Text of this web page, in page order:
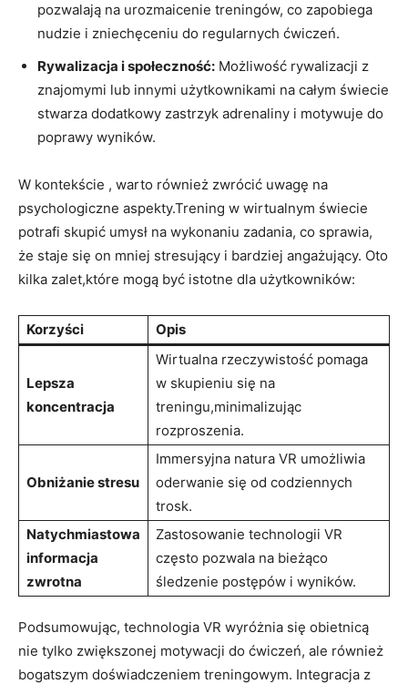
pozwalają na urozmaicenie treningów, co zapobiega
nudzie i zniechęceniu do regularnych ćwiczeń.
Rywalizacja i społeczność: Możliwość rywalizacji z
znajomymi lub innymi użytkownikami na całym świecie
stwarza dodatkowy zastrzyk adrenaliny i motywuje do
poprawy wyników.
W kontekście , warto również zwrócić uwagę na
psychologiczne aspekty.Trening w wirtualnym świecie
potrafi skupić umysł na wykonaniu zadania, co sprawia,
że staje się on mniej stresujący i bardziej angażujący. Oto
kilka zalet,które mogą być istotne dla użytkowników:
Korzyści Opis
Lepsza
koncentracja
Wirtualna rzeczywistość pomaga
w skupieniu się na
treningu,minimalizując
rozproszenia.
Obniżanie stresu
Immersyjna natura VR umożliwia
oderwanie się od codziennych
trosk.
Natychmiastowa
informacja
zwrotna
Zastosowanie technologii VR
często pozwala na bieżąco
śledzenie postępów i wyników.
Podsumowując, technologia VR wyróżnia się obietnicą
nie tylko zwiększonej motywacji do ćwiczeń, ale również
bogatszym doświadczeniem treningowym. Integracja z